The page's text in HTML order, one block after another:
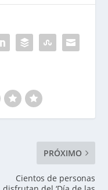
PRÓXIMO
Cientos de personas